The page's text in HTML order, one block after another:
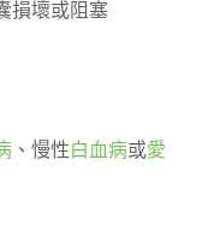
損壞或阻塞
、慢性 白血病或愛